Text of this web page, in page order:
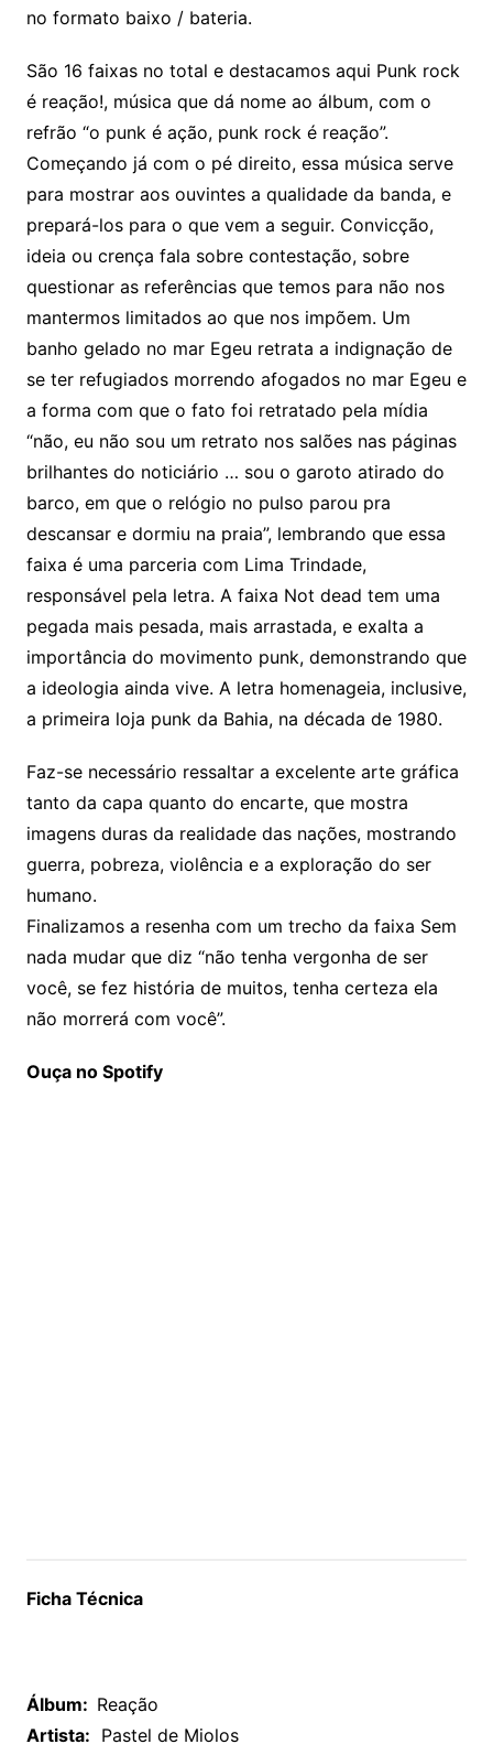
no formato baixo / bateria.
São 16 faixas no total e destacamos aqui Punk rock
é reação!, música que dá nome ao álbum, com o
refrão “o punk é ação, punk rock é reação”.
Começando já com o pé direito, essa música serve
para mostrar aos ouvintes a qualidade da banda, e
prepará-los para o que vem a seguir. Convicção,
ideia ou crença fala sobre contestação, sobre
questionar as referências que temos para não nos
mantermos limitados ao que nos impõem. Um
banho gelado no mar Egeu retrata a indignação de
se ter refugiados morrendo afogados no mar Egeu e
a forma com que o fato foi retratado pela mídia
“não, eu não sou um retrato nos salões nas páginas
brilhantes do noticiário … sou o garoto atirado do
barco, em que o relógio no pulso parou pra
descansar e dormiu na praia”, lembrando que essa
faixa é uma parceria com Lima Trindade,
responsável pela letra. A faixa Not dead tem uma
pegada mais pesada, mais arrastada, e exalta a
importância do movimento punk, demonstrando que
a ideologia ainda vive. A letra homenageia, inclusive,
a primeira loja punk da Bahia, na década de 1980.
Faz-se necessário ressaltar a excelente arte gráfica
tanto da capa quanto do encarte, que mostra
imagens duras da realidade das nações, mostrando
guerra, pobreza, violência e a exploração do ser
humano.
Finalizamos a resenha com um trecho da faixa Sem
nada mudar que diz “não tenha vergonha de ser
você, se fez história de muitos, tenha certeza ela
não morrerá com você”.
Ouça no Spotify
Ficha Técnica
Álbum: Reação
Artista: Pastel de Miolos